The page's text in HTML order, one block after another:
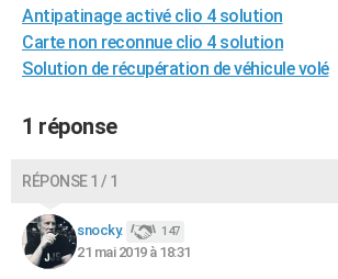
Alimentation
Guide de la santé
Maladies
Médicaments
Sommeil
VOYAGE
Destinations
City break
Voyage nature
Voyage de noces
Forum
Climat
+PHOTO
GUIDES D'ACHAT
Carte de Noël
Carte Bonne année
Carte Saint-Valentin
Carte Pâques
Carte d'anniversaire
DICTIONNAIRE
Antipatinage activé clio 4 solution
Carte non reconnue clio 4 solution
Solution de récupération de véhicule volé
1 réponse
RÉPONSE 1 / 1
snocky. 147
21 mai 2019 à 18:31